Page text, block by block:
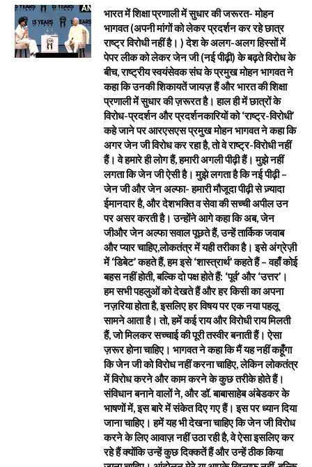
भारत में शिक्षा प्रणाली में सुधार की जरूरत- मोहन
भागवत (अपनी मांगों को लेकर प्रदर्शन कर रहे छात्र
राष्ट्र विरोधी नहीं है। ) देश के अलग-अलग हिस्सों में
पेपर लीक को लेकर जेन जी (नई पीढ़ी) के बढ़ते विरोध के
बीच, राष्ट्रीय स्वयंसेवक संघ के प्रमुख मोहन भागवत ने
कहा कि उनकी शिकायतें जायज़ हैं और भारत की शिक्षा
प्रणाली में सुधार की ज़रूरत है। हाल ही में छात्रों के
विरोध-प्रदर्शन और प्रदर्शनकारियों को ‘राष्ट्र-विरोधी’
कहे जाने पर आरएसएस प्रमुख मोहन भागवत ने कहा कि
अगर जेन जी विरोध कर रहा है, तो वे राष्ट्र-विरोधी नहीं
हैं। वे हमारे ही लोग हैं, हमारी अगली पीढ़ी हैं। मुझे नहीं
लगता कि जेन जी ऐसी है। मुझे लगता है कि नई पीढ़ी –
जेन जी और जेन अल्फा- हमारी मौजूदा पीढ़ी से ज़्यादा
ईमानदार है, और देशभक्ति व सेवा की सच्ची अपील उन
पर असर करती है। उन्होंने आगे कहा कि अब, जेन
जीऔर जेन अल्फा सवाल पूछते हैं, उन्हें तार्किक जवाब
और प्यार चाहिए,लोकतंत्र में यही तरीका है। इसे अंग्रेज़ी
में ‘डिबेट’ कहते हैं, हम इसे ‘शास्त्रार्थ’ कहते हैं – वहाँ कोई
बहस नहीं होती, बल्कि दो पक्ष होते हैं: ‘पूर्व’ और ‘उत्तर’।
हम सभी पहलुओं को देखते हैं और हर किसी का अपना
नज़रिया होता है, इसलिए हर विषय पर एक नया पहलू
सामने आता है। तो, हमें कई राय और विरोधी राय मिलती
हैं, जो मिलकर सच्चाई की पूरी तस्वीर बनाती हैं। ऐसा
ज़रूर होना चाहिए। भागवत ने कहा कि मैं यह नहीं कहूँगा
कि जेन जी को विरोध नहीं करना चाहिए, लेकिन लोकतंत्र
में विरोध करने और काम करने के कुछ तरीके होते हैं।
संविधान बनाने वालों ने, और डॉ. बाबासाहेब अंबेडकर के
भाषणों में, इस बारे में संकेत दिए गए हैं। इस पर ध्यान दिया
जाना चाहिए। हमें यह भी देखना चाहिए कि जेन जी विरोध
करने के लिए आवाज़ नहीं उठा रही है, वे ऐसा इसलिए कर
रहे हैं क्योंकि उन्हें कुछ दिक्कतें हैं और उन्हें ठीक किया